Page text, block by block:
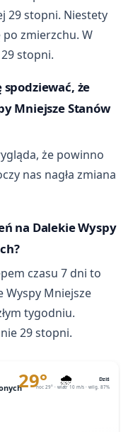
29 stopni. Niestety
po zmierzchu. W
stopni.
spodziewać, że
Mniejsze Stanów
że powinno
nas nagła zmiana
na Dalekie Wyspy
czasu 7 dni to
Wyspy Mniejsze
tygodniu.
29 stopni.